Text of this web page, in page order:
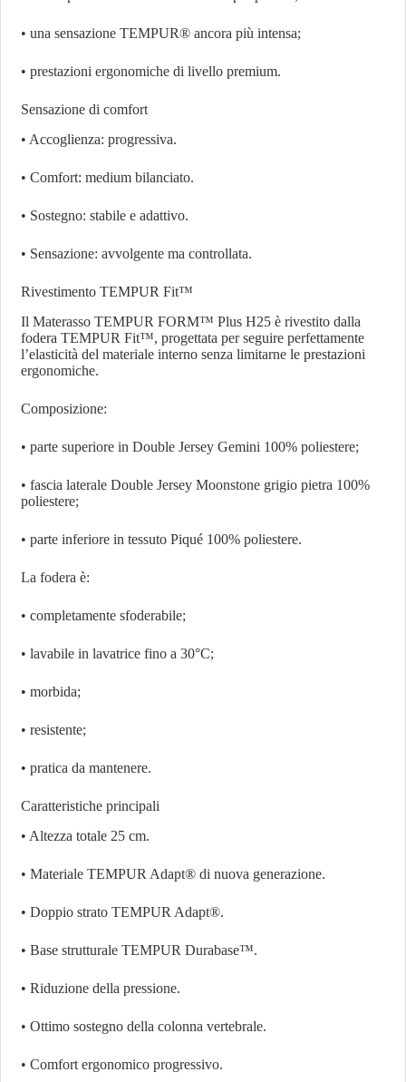
• una sensazione TEMPUR® ancora più intensa;
• prestazioni ergonomiche di livello premium.
Sensazione di comfort
• Accoglienza: progressiva.
• Comfort: medium bilanciato.
• Sostegno: stabile e adattivo.
• Sensazione: avvolgente ma controllata.
Rivestimento TEMPUR Fit™
Il Materasso TEMPUR FORM™ Plus H25 è rivestito dalla
fodera TEMPUR Fit™, progettata per seguire perfettamente
l’elasticità del materiale interno senza limitarne le prestazioni
ergonomiche.
Composizione:
• parte superiore in Double Jersey Gemini 100% poliestere;
• fascia laterale Double Jersey Moonstone grigio pietra 100%
poliestere;
• parte inferiore in tessuto Piqué 100% poliestere.
La fodera è:
• completamente sfoderabile;
• lavabile in lavatrice fino a 30°C;
• morbida;
• resistente;
• pratica da mantenere.
Caratteristiche principali
• Altezza totale 25 cm.
• Materiale TEMPUR Adapt® di nuova generazione.
• Doppio strato TEMPUR Adapt®.
• Base strutturale TEMPUR Durabase™.
• Riduzione della pressione.
• Ottimo sostegno della colonna vertebrale.
• Comfort ergonomico progressivo.